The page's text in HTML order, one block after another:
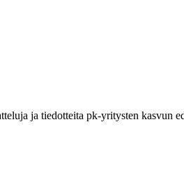
ja tiedotteita pk-yritysten kasvun